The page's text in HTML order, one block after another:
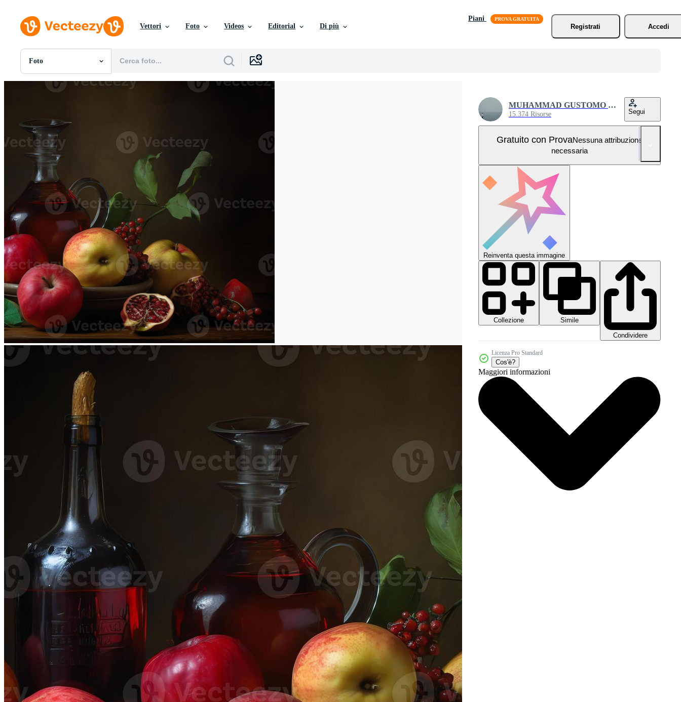
Vettori Foto Videos Editorial Di più
Piani
Registrati
Accedi
Foto
Tutte Immagini
Foto
Modelli
Vettori
Videos
Motion graphics
Immagini Editoriali
Eventi Editoriali
MUHAMMAD GUSTOMO SATRIO
15.374 Risorse Segui
Gratuito con ProvaNessuna attribuzione
necessaria
Reinventa questa immagine
Collezione
Simile
Condividere
Licenza Pro Standard
Cos'è?
Maggiori informazioni